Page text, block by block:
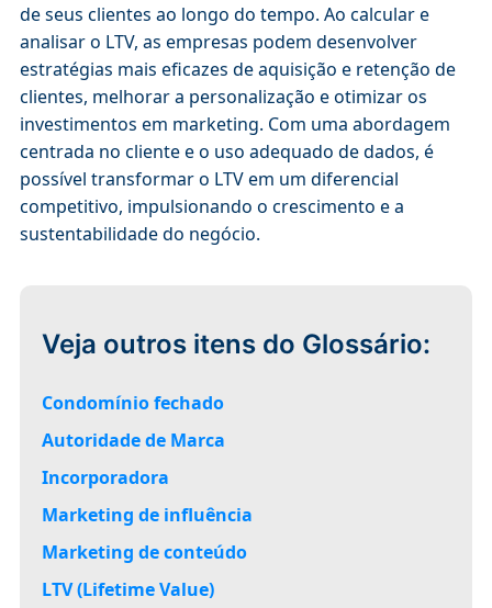
de seus clientes ao longo do tempo. Ao calcular e
analisar o LTV, as empresas podem desenvolver
estratégias mais eficazes de aquisição e retenção de
clientes, melhorar a personalização e otimizar os
investimentos em marketing. Com uma abordagem
centrada no cliente e o uso adequado de dados, é
possível transformar o LTV em um diferencial
competitivo, impulsionando o crescimento e a
sustentabilidade do negócio.
Veja outros itens do Glossário:
Condomínio fechado
Autoridade de Marca
Incorporadora
Marketing de influência
Marketing de conteúdo
LTV (Lifetime Value)